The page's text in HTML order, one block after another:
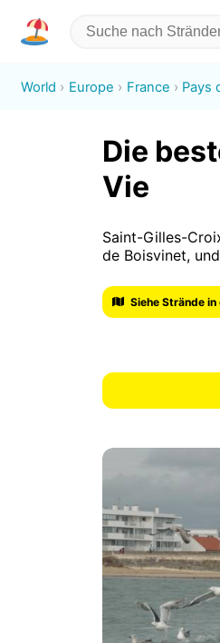
World Europe France Pays
Die
Vie
Saint-Gilles-
de Boisvinet,
Siehe Strände